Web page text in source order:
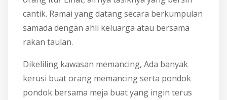
cantik. Ramai yang datang secara berkumpulan
samada dengan ahli keluarga atau bersama
rakan taulan.
Dikeliling kawasan memancing, Ada banyak
kerusi buat orang memancing serta pondok
pondok bersama meja buat yang ingin terus